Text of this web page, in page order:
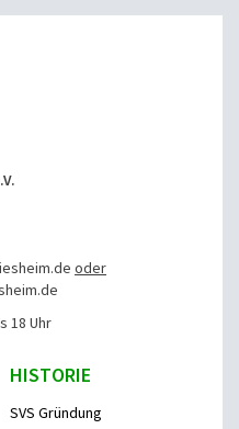
oder
18 Uhr
HISTORIE
SVS Gründung